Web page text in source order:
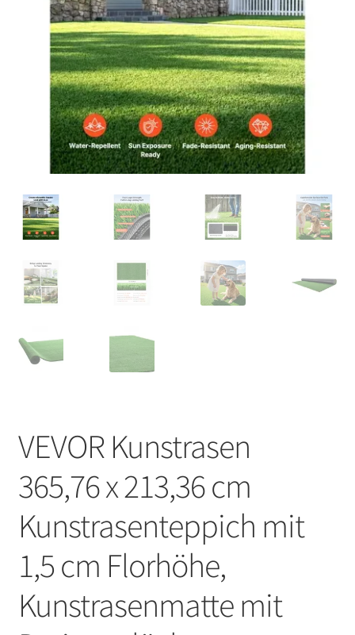
VEVOR Kunstrasen
365,76 x 213,36 cm
Kunstrasenteppich mit
1,5 cm Florhöhe,
Kunstrasenmatte mit